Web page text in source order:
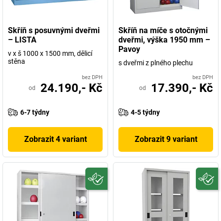
Skříň s posuvnými dveřmi
– LISTA
v x š 1000 x 1500 mm, dělicí
stěna
bez DPH
od 24.190,- Kč
6-7 týdny
Zobrazit 4 variant
Skříň na míče s otočnými
dveřmi, výška 1950 mm –
Pavoy
s dveřmi z plného plechu
bez DPH
od 17.390,- Kč
4-5 týdny
Zobrazit 9 variant